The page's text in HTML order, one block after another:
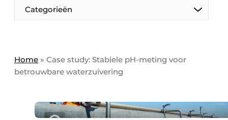
Bedrijven
Bedrijven
Direct contact
Eigen content aanleveren
Home
Categorieën
Home » Case study: Stabiele pH-meting voor
betrouwbare waterzuivering